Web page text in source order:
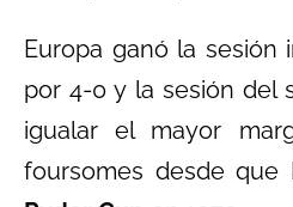
Europa ganó la sesión
por 4-0 y la sesión del
igualar el mayor
foursomes desde que